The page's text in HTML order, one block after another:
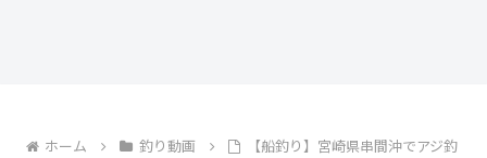
ホーム 釣り動画
【船釣り】宮崎県串間沖でアジ釣